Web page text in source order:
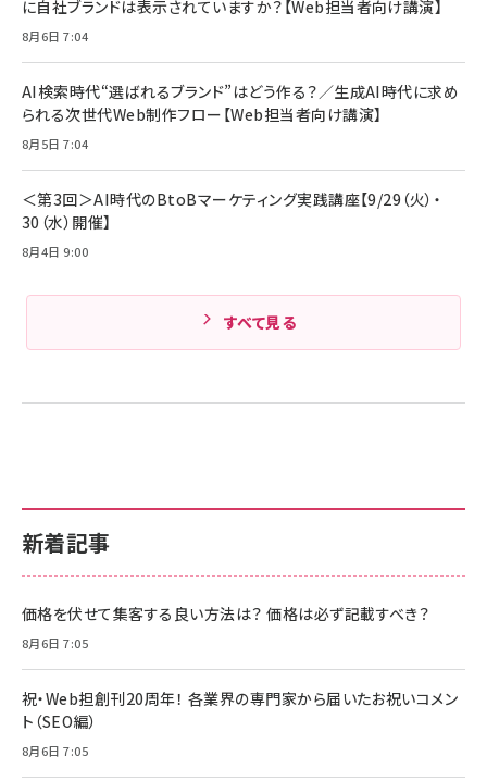
￥1,980
Amazonランキングをもっと見る
ケーブル Anker絡まないケーブル 240W 結束バン
ド付き USB PD対応 シリコン素材採用 iPhone
17 / 16 / 15 / Galaxy iPad Pro MacBook
Pro/Air 各種対応 (1.8m ミッドナイトブラック)
￥1,890
ル ケース買い【6/30応募〆切! 黒ラベルビヤセラー
￥4,857
新着記事
価格を伏せて集客する良い方法は？ 価格は必ず記載すべき？
8月6日 7:05
祝・Web担創刊20周年！ 各業界の専門家から届いたお祝いコメン
ト（SEO編）
8月6日 7:05
に自社ブランドは表示されていますか？【Web担当者向け講演】
8月6日 7:04
AI検索時代“選ばれるブランド”はどう作る？／生成AI時代に求め
られる次世代Web制作フロー【Web担当者向け講演】
8月5日 7:04
＜第3回＞AI時代のBtoBマーケティング実践講座【9/29（火）・
30（水）開催】
8月4日 9:00
すべて見る